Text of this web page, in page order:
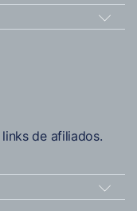
de afiliados.